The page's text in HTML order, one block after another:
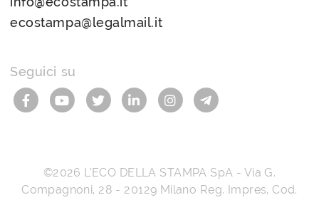
ecostampa@legalmail.it
Seguici su
©2026 L’ECO DELLA STAMPA SpA - Via G.
Compagnoni, 28 - 20129 Milano Reg. Impres, Cod.